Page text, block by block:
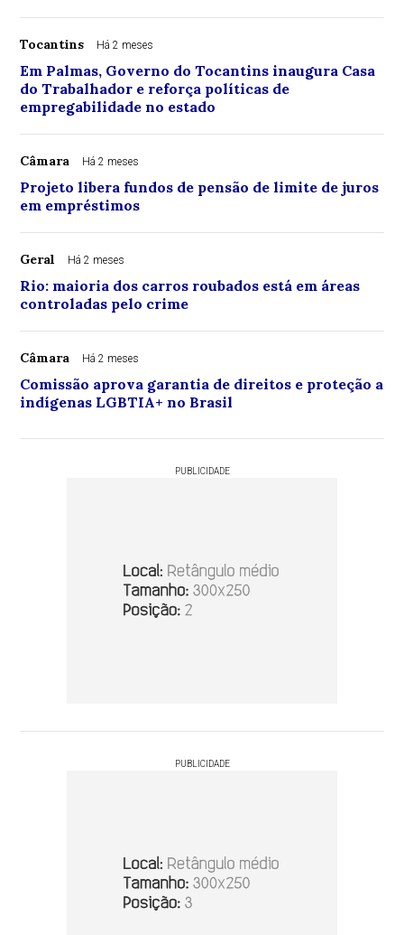
Tocantins Há 2 meses
Em Palmas, Governo do Tocantins inaugura Casa
do Trabalhador e reforça políticas de
empregabilidade no estado
Câmara Há 2 meses
Projeto libera fundos de pensão de limite de juros
em empréstimos
Geral Há 2 meses
Rio: maioria dos carros roubados está em áreas
controladas pelo crime
Câmara Há 2 meses
Comissão aprova garantia de direitos e proteção a
indígenas LGBTIA+ no Brasil
PUBLICIDADE
PUBLICIDADE